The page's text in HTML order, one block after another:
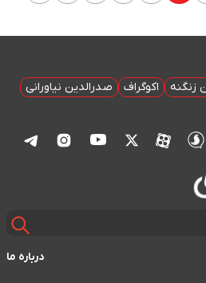
زنگنه اکوگراف
صدرالدین نیاورانی
درباره ما